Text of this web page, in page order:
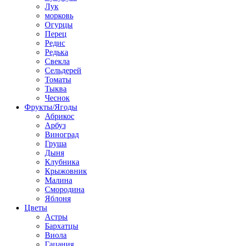
Лук
морковь
Огурцы
Перец
Редис
Редька
Свекла
Сельдерей
Томаты
Тыква
Чеснок
Фрукты/Ягоды
Абрикос
Арбуз
Виноград
Груша
Дыня
Клубника
Крыжовник
Малина
Смородина
Яблоня
Цветы
Астры
Бархатцы
Виола